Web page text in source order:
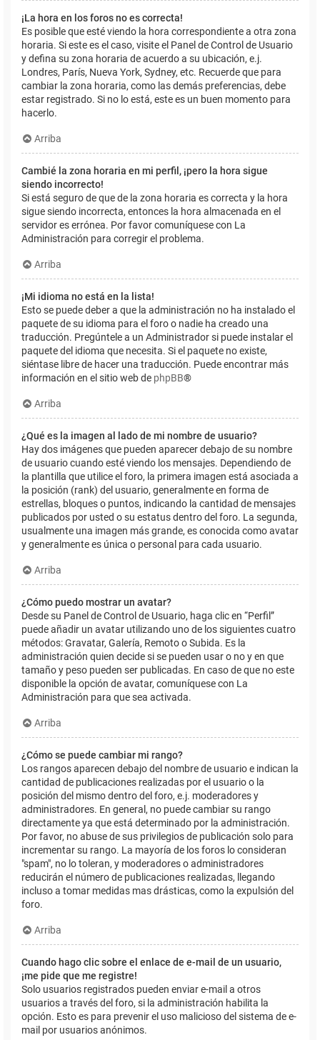
¡La hora en los foros no es correcta!
Es posible que esté viendo la hora correspondiente a otra zona
horaria. Si este es el caso, visite el Panel de Control de Usuario
y defina su zona horaria de acuerdo a su ubicación, e.j.
Londres, París, Nueva York, Sydney, etc. Recuerde que para
cambiar la zona horaria, como las demás preferencias, debe
estar registrado. Si no lo está, este es un buen momento para
hacerlo.
Arriba
Cambié la zona horaria en mi perfil, ¡pero la hora sigue
siendo incorrecto!
Si está seguro de que de la zona horaria es correcta y la hora
sigue siendo incorrecta, entonces la hora almacenada en el
servidor es errónea. Por favor comuníquese con La
Administración para corregir el problema.
Arriba
¡Mi idioma no está en la lista!
Esto se puede deber a que la administración no ha instalado el
paquete de su idioma para el foro o nadie ha creado una
traducción. Pregúntele a un Administrador si puede instalar el
paquete del idioma que necesita. Si el paquete no existe,
siéntase libre de hacer una traducción. Puede encontrar más
información en el sitio web de phpBB®
Arriba
¿Qué es la imagen al lado de mi nombre de usuario?
Hay dos imágenes que pueden aparecer debajo de su nombre
de usuario cuando esté viendo los mensajes. Dependiendo de
la plantilla que utilice el foro, la primera imagen está asociada a
la posición (rank) del usuario, generalmente en forma de
estrellas, bloques o puntos, indicando la cantidad de mensajes
publicados por usted o su estatus dentro del foro. La segunda,
usualmente una imagen más grande, es conocida como avatar
y generalmente es única o personal para cada usuario.
Arriba
¿Cómo puedo mostrar un avatar?
Desde su Panel de Control de Usuario, haga clic en “Perfil”
puede añadir un avatar utilizando uno de los siguientes cuatro
métodos: Gravatar, Galería, Remoto o Subida. Es la
administración quien decide si se pueden usar o no y en que
tamaño y peso pueden ser publicadas. En caso de que no este
disponible la opción de avatar, comuníquese con La
Administración para que sea activada.
Arriba
¿Cómo se puede cambiar mi rango?
Los rangos aparecen debajo del nombre de usuario e indican la
cantidad de publicaciones realizadas por el usuario o la
posición del mismo dentro del foro, e.j. moderadores y
administradores. En general, no puede cambiar su rango
directamente ya que está determinado por la administración.
Por favor, no abuse de sus privilegios de publicación solo para
incrementar su rango. La mayoría de los foros lo consideran
"spam", no lo toleran, y moderadores o administradores
reducirán el número de publicaciones realizadas, llegando
incluso a tomar medidas mas drásticas, como la expulsión del
foro.
Arriba
Cuando hago clic sobre el enlace de e-mail de un usuario,
¡me pide que me registre!
Solo usuarios registrados pueden enviar e-mail a otros
usuarios a través del foro, si la administración habilita la
opción. Esto es para prevenir el uso malicioso del sistema de e-
mail por usuarios anónimos.